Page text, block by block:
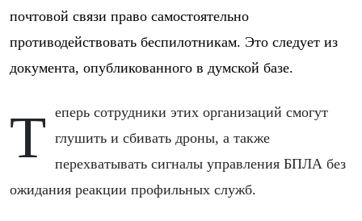
почтовой связи право самостоятельно
противодействовать беспилотникам. Это следует из
документа, опубликованного в думской базе.
Теперь сотрудники этих организаций смогут
глушить и сбивать дроны, а также
перехватывать сигналы управления БПЛА без
ожидания реакции профильных служб.